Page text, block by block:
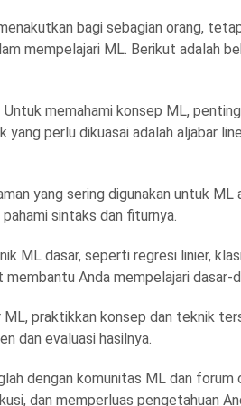
bagi sebagian orang,
mempelajari ML. Berikut adalah
Untuk memahami konsep ML,
perlu dikuasai adalah aljabar
yang sering digunakan untuk ML
sintaks dan fiturnya.
ML dasar, seperti regresi linier,
Anda mempelajari dasar-
praktikkan konsep dan teknik
dan evaluasi hasilnya.
dengan komunitas ML dan
dan memperluas pengetahuan